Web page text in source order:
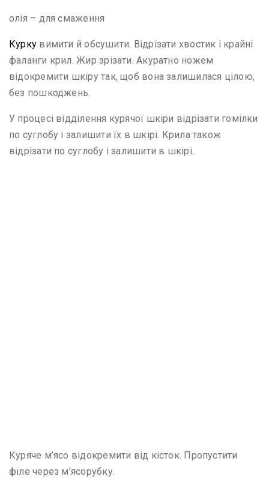
олія – для смаження
Курку вимити й обсушити. Відрізати хвостик і крайні
фаланги крил. Жир зрізати. Акуратно ножем
відокремити шкіру так, щоб вона залишилася цілою,
без пошкоджень.
У процесі відділення курячої шкіри відрізати гомілки
по суглобу і залишити їх в шкірі. Крила також
відрізати по суглобу і залишити в шкірі.
Куряче м’ясо відокремити від кісток. Пропустити
філе через м’ясорубку.